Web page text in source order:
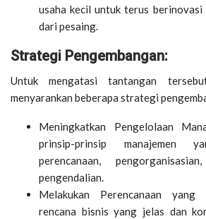
usaha kecil untuk terus berinovasi
dari pesaing.
Strategi Pengembangan:
Untuk mengatasi tantangan
menyarankan beberapa strategi
Meningkatkan Pengelolaan
prinsip-prinsip manajemen
perencanaan,
pengendalian.
Melakukan Perencanaan yang
rencana bisnis yang jelas dan